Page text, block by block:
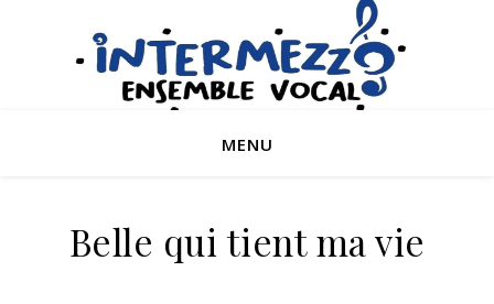
MENU
Belle qui tient ma vie